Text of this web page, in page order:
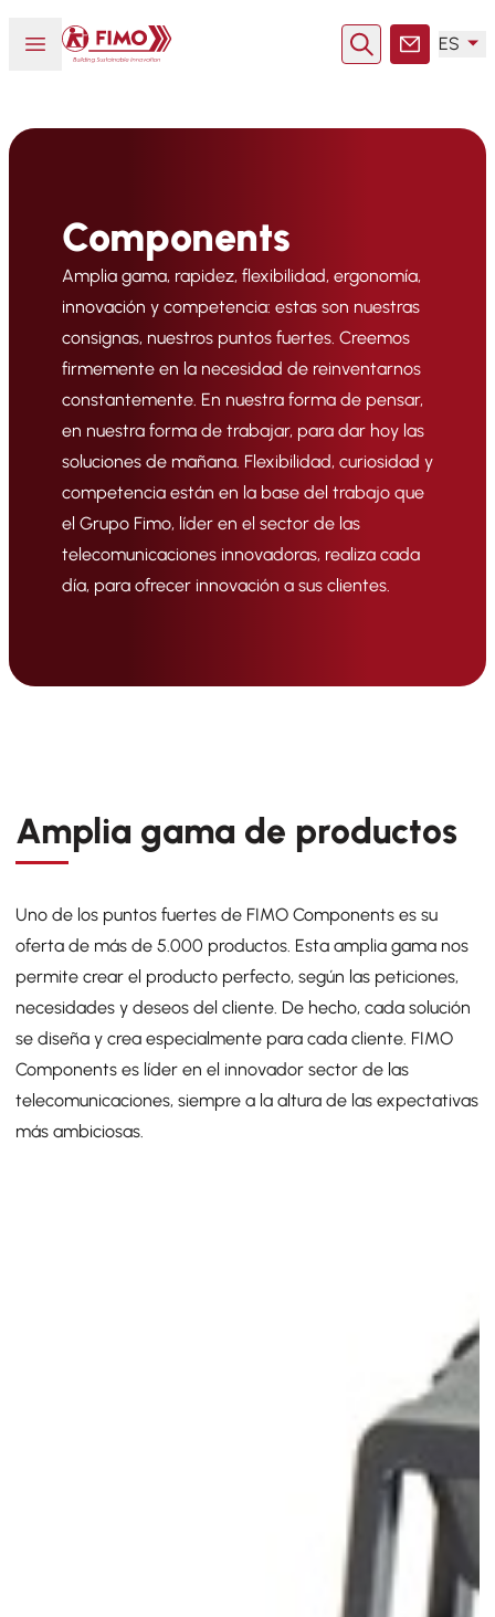
Abrir o cerrar el menú
Volver a la página principal
Buscar enContacto
ES
Components
Amplia gama, rapidez, flexibilidad, ergonomía,
innovación y competencia: estas son nuestras
consignas, nuestros puntos fuertes. Creemos
firmemente en la necesidad de reinventarnos
constantemente. En nuestra forma de pensar,
en nuestra forma de trabajar, para dar hoy las
soluciones de mañana. Flexibilidad, curiosidad y
competencia están en la base del trabajo que
el Grupo Fimo, líder en el sector de las
telecomunicaciones innovadoras, realiza cada
día, para ofrecer innovación a sus clientes.
Amplia gama de productos
Uno de los puntos fuertes de FIMO Components es su
oferta de más de 5.000 productos. Esta amplia gama nos
permite crear el producto perfecto, según las peticiones,
necesidades y deseos del cliente. De hecho, cada solución
se diseña y crea especialmente para cada cliente. FIMO
Components es líder en el innovador sector de las
telecomunicaciones, siempre a la altura de las expectativas
más ambiciosas.